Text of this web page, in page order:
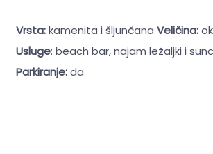
Vrsta:kamenita i šljunčana Veličina:
Usluge: beach bar, najam ležaljki i
Parkiranje:da